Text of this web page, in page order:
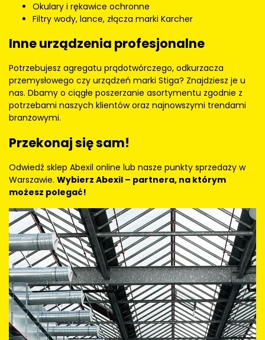
Okulary i rękawice ochronne
Filtry wody, lance, złącza marki Karcher
Inne urządzenia profesjonalne
Potrzebujesz agregatu prądotwórczego, odkurzacza
przemysłowego czy urządzeń marki Stiga? Znajdziesz je u
nas. Dbamy o ciągłe poszerzanie asortymentu zgodnie z
potrzebami naszych klientów oraz najnowszymi trendami
branżowymi.
Przekonaj się sam!
Odwiedź sklep Abexil online lub nasze punkty sprzedaży w
Warszawie. Wybierz Abexil – partnera, na którym
możesz polegać!